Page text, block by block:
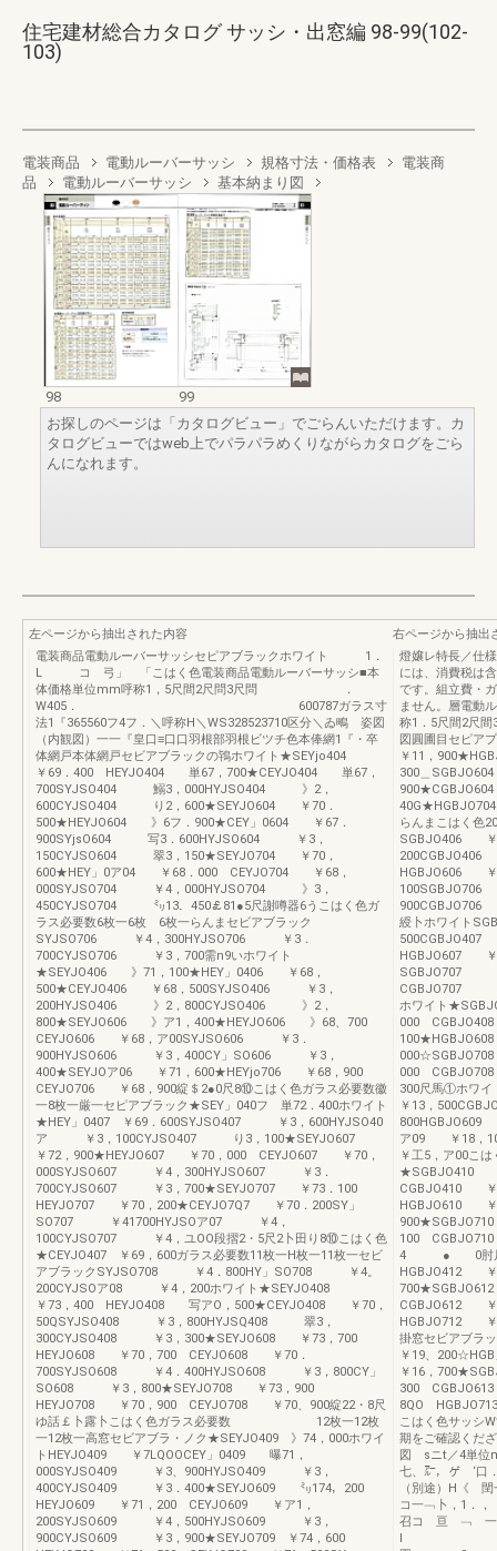
住宅建材総合カタログ サッシ・出窓編 98-99(102-
103)
電装商品 電動ルーバーサッシ 規格寸法・価格表
電装商
品
電動ルーバーサッシ 基本納まり図
98
99
お探しのページは「カタログビュー」でごらんいただけます。カ
タログビューではweb上でパラパラめくりながらカタログをごら
んになれます。
左ページから抽出された内容
電装商品電動ルーバーサッシセピアブラックホワイト 1．
L コ 弓」 「こはく色電装商品電動ルーバーサッシ■本
体価格単位mm呼称1，5尺間2尺問3尺問 ．
W405． 600787ガラス寸
法1『365560フ4フ．＼呼称H＼WS328523710区分＼ゐ鴫 姿図
（内観図）一一『皇口≡口口羽根部羽根ビツチ色本俸網1『・卒
体網戸本体網戸セビアブラックの鴇ホワイト★SEYjo404
￥69．400 HEYJO404 単67，700★CEYJO404 単67，
700SYJSO404 鰯3，000HYJSO404 》2，
600CYJSO404 り2，600★SEYJO604 ￥70．
500★HEYJO604 》6フ．900★CEY」0604 ￥67．
900SYjsO604 写3．600HYJSO604 ￥3，
150CYJSO604 翠3，150★SEYJO704 ￥70，
600★HEY」0ア04 ￥68．000 CEYJO704 ￥68，
000SYJSO704 ￥4，000HYJSO704 》3，
450CYJSO704 ㍉13．450￡81●5尺謝噂器6うこはく色ガ
ラス必要数6枚一6枚 6枚一らんまセビアブラック
SYJSO706 ￥4，300HYJSO706 ￥3．
700CYJSO706 ￥3，700需n9いホワイト
★SEYJO406 》71，100★HEY」0406 ￥68，
500★CEYJO406 ￥68，500SYJSO406 ￥3，
200HYJSO406 》2，800CYJSO406 》2，
800★SEYJO606 》ア1，400★HEYJO606 》68、700
CEYJO606 ￥68，ア00SYJSO606 ￥3．
900HYJSO606 ￥3，400CY」SO606 ￥3，
400★SEYJOア06 ￥71，600★HEYjo706 ￥68，900
CEYJO706 ￥68，900綻＄2●0尺8⑩こはく色ガラス必要数徽
一8枚一厳一セピアブラック★SEY」040フ 単72．400ホワイト
★HEY」0407 ￥69．600SYJSO407 ￥3，600HYJSO40
ア ￥3，100CYJSO407 り3，100★SEYJO607
￥72，900★HEYJO607 ￥70，000 CEYJO607 ￥70，
000SYJSO607 ￥4，300HYJSO607 ￥3．
700CYJSO607 ￥3，700★SEYJO707 ￥73．100
HEYJO707 ￥70，200★CEYJO7Q7 ￥70．200SY」
SO707 ￥41700HYJSOア07 ￥4，
100CYJSO707 ￥4，ユOO段摺2・5尺2卜田り8⑩こはく色
★CEYJO407 ￥69，600ガラス必要数11枚一H枚一11枚一セビ
アブラックSYJSO708 ￥4．800HY」SO708 ￥4。
200CYJSOア08 ￥4，200ホワイト★SEYJO408
￥73，400 HEYJO408 写アO，500★CEYJO408 ￥70，
50QSYJSO408 ￥3，800HYJSQ408 翠3，
300CYJSO408 ￥3，300★SEYJO608 ￥73，700
HEYJO608 ￥70，700 CEYJO608 ￥70．
700SYJSO608 ￥4．400HYJSO608 ￥3，800CY」
SO608 ￥3，800★SEYJO708 ￥73，900
HEYJO708 ￥70，900 CEYJO708 ￥70、900綻22・8尺
ゆ話￡卜露卜こはく色ガラス必要数 12枚一12枚
一12枚一高窓セビアブラ・ノク★SEYJO409 》74，000ホワイ
トHEYJO409 ￥7LQOOCEY」0409 曝71，
000SYJSO409 ￥3、900HYJSO409 ￥3，
400CYJSO409 ￥3．400★SEYJO609 ㍉174，200
HEYJO609 ￥71，200 CEYJO609 ￥ア1，
200SYJSO609 ￥4，500HYJSO609 ￥3，
900CYJSO609 ￥3，900★SEYJO709 ￥74，600
右ページから抽出
燈嬢レ特長／仕
には、消費税は
です。組立費・
ません。層電
称1．5尺間2尺間
図圓圃目セピア
￥11，
300＿
らんまこはく色
SGBJO406 ￥
HGBJO606
900CGBJO706
綬卜ホワイト
HGBJO607
SGBJO707
CGBJO707 ￥
ホワイト
000
000
300尺馬①ホワ
￥13，
ア09 ￥18，
￥工5，ア00こ
★SGBJO410
CGBJO410
HGBJO610
100
4 ● 0肘尺8
HGBJO412
CGBJO612
HGBJO712 ￥
掛窓セビアブ
￥19、
￥16，
300
8QO
こはく色サッシ
期をご確認くだ
図 sニt／4単
七、㌃，ゲ ‘
（別途）H《
コ一﹁卜，1．
召コ 亘